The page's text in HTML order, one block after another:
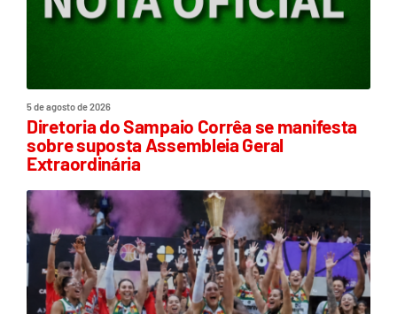
5 de agosto de 2026
Diretoria do Sampaio Corrêa se manifesta
sobre suposta Assembleia Geral
Extraordinária